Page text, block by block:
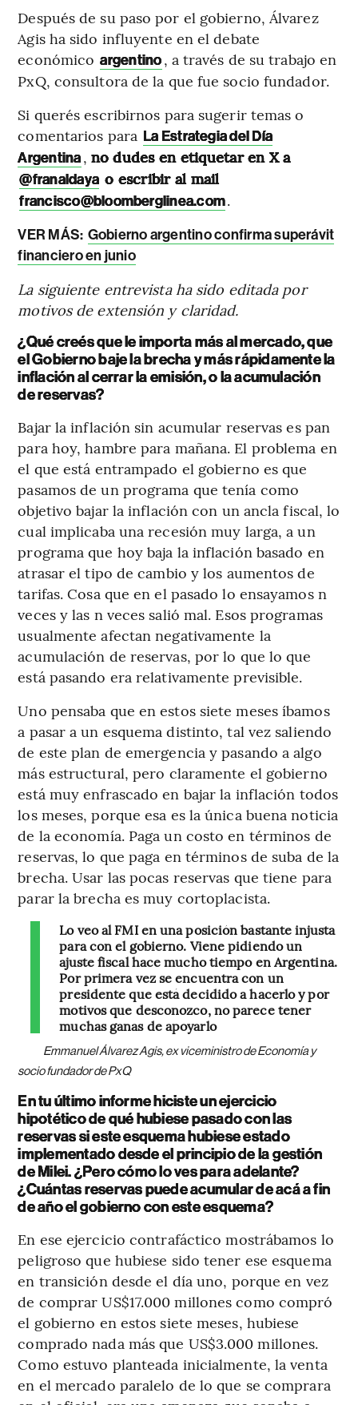
Después de su paso por el gobierno, Álvarez
Agis ha sido influyente en el debate
económico argentino, a través de su trabajo en
PxQ, consultora de la que fue socio fundador.
Si querés escribirnos para sugerir temas o
comentarios para La Estrategia del Día
Argentina, no dudes en etiquetar en X a
@franaldaya o escribir al mail
francisco@bloomberglinea.com.
VER MÁS: Gobierno argentino confirma superávit
financiero en junio
La siguiente entrevista ha sido editada por
motivos de extensión y claridad.
¿Qué creés que le importa más al mercado, que
el Gobierno baje la brecha y más rápidamente la
inflación al cerrar la emisión, o la acumulación
de reservas?
Bajar la inflación sin acumular reservas es pan
para hoy, hambre para mañana. El problema en
el que está entrampado el gobierno es que
pasamos de un programa que tenía como
objetivo bajar la inflación con un ancla fiscal, lo
cual implicaba una recesión muy larga, a un
programa que hoy baja la inflación basado en
atrasar el tipo de cambio y los aumentos de
tarifas. Cosa que en el pasado lo ensayamos n
veces y las n veces salió mal. Esos programas
usualmente afectan negativamente la
acumulación de reservas, por lo que lo que
está pasando era relativamente previsible.
Uno pensaba que en estos siete meses íbamos
a pasar a un esquema distinto, tal vez saliendo
de este plan de emergencia y pasando a algo
más estructural, pero claramente el gobierno
está muy enfrascado en bajar la inflación todos
los meses, porque esa es la única buena noticia
de la economía. Paga un costo en términos de
reservas, lo que paga en términos de suba de la
brecha. Usar las pocas reservas que tiene para
parar la brecha es muy cortoplacista.
Lo veo al FMI en una posición bastante injusta
para con el gobierno. Viene pidiendo un
ajuste fiscal hace mucho tiempo en Argentina.
Por primera vez se encuentra con un
presidente que está decidido a hacerlo y por
motivos que desconozco, no parece tener
muchas ganas de apoyarlo
Emmanuel Álvarez Agis, ex viceministro de Economía y
socio fundador de PxQ
En tu último informe hiciste un ejercicio
hipotético de qué hubiese pasado con las
reservas si este esquema hubiese estado
implementado desde el principio de la gestión
de Milei. ¿Pero cómo lo ves para adelante?
¿Cuántas reservas puede acumular de acá a fin
de año el gobierno con este esquema?
En ese ejercicio contrafáctico mostrábamos lo
peligroso que hubiese sido tener ese esquema
en transición desde el día uno, porque en vez
de comprar US$17.000 millones como compró
el gobierno en estos siete meses, hubiese
comprado nada más que US$3.000 millones.
Como estuvo planteada inicialmente, la venta
en el mercado paralelo de lo que se comprara